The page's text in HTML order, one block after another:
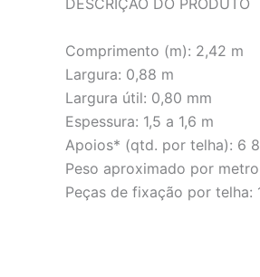
DESCRIÇÃO DO PRODUTO
Comprimento (m): 2,42 m
Largura: 0,88 m
Largura útil: 0,80 mm
Espessura: 1,5 a 1,6 m
Apoios* (qtd. por telha): 6 8
Peso aproximado por
Peças de fixação por telha: